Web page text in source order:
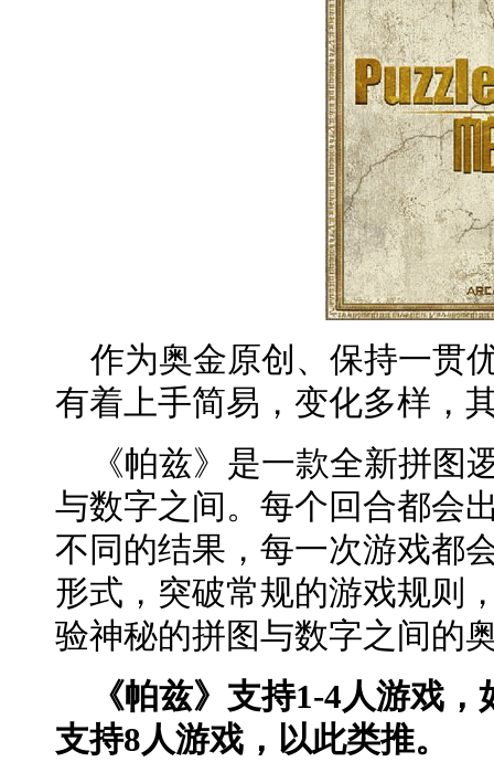
作为奥金原创、保持一贯
有着上手简易，变化多样，
《帕兹》是一款全新拼图
与数字之间。每个回合都会
不同的结果，每一次游戏都
形式，突破常规的游戏规则
验神秘的拼图与数字之间的
《帕兹》支持1-4人游戏
支持8人游戏，以此类推。